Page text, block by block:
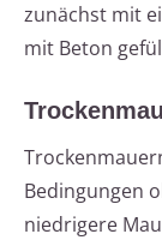
zunächst mit
mit Beton
Bedingungen
niedrigere